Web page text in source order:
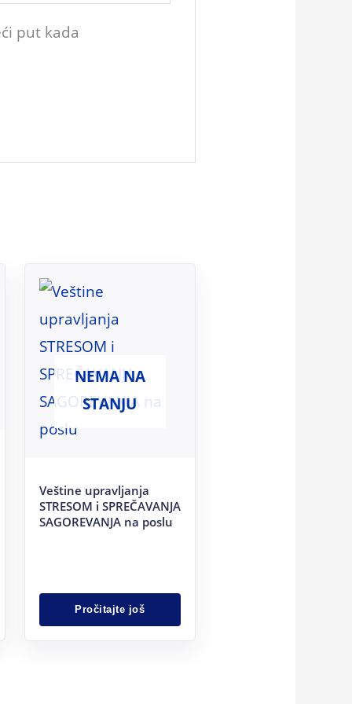
put kada
NEMA NA
STANJU
Veštine upravljanja
STRESOM i SPREČAVANJA
SAGOREVANJA na poslu
Pročitajte još